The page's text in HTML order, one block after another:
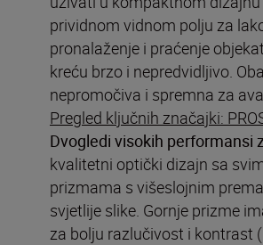
prividnom vidnom polju za
pronalaženje i praćenje
kreću brzo i nepredvidljivo.
Pregled ključnih značajki:
Dvogledi visokih performansi
kvalitetni optički dizajn sa
prizmama s višeslojnim
svjetlije slike. Gornje prizme
za bolju razlučivost i kontrast